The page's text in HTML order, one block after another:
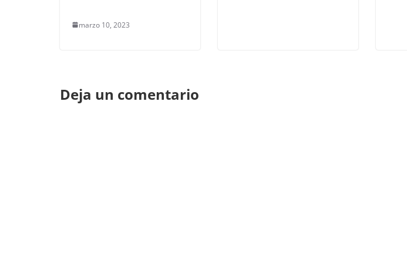
marzo 10, 2023
Deja un comentario